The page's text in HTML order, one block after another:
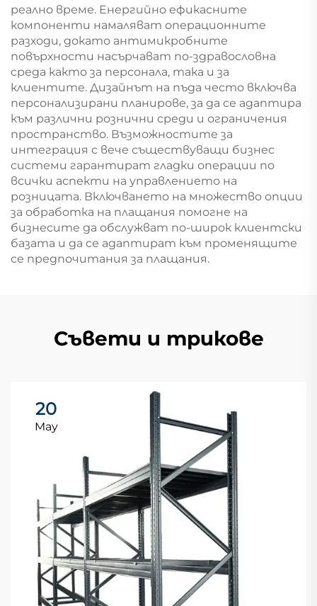
реално време. Енергийно ефикасните
компоненти намаляват операционните
разходи, докато антимикробните
повърхности насърчават по-здравословна
среда както за персонала, така и за
клиентите. Дизайнът на пъда често включва
персонализирани планирове, за да се адаптира
към различни рознични среди и ограничения
пространство. Възможностите за
интеграция с вече съществуващи бизнес
системи гарантират гладки операции по
всички аспекти на управлението на
розницата. Включването на множество опции
за обработка на плащания помогне на
бизнесите да обслужват по-широк клиентски
базата и да се адаптират към променящите
се предпочитания за плащания.
Съвети и трикове
20
May